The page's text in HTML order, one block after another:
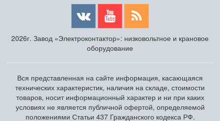
2026г. Завод «Электроконтактор»: низковольтное и крановое
оборудование
Вся представленная на сайте информация, касающаяся
технических характеристик, наличия на складе, стоимости
товаров, носит информационный характер и ни при каких
условиях не является публичной офертой, определяемой
положениями Статьи 437 Гражданского кодекса РФ.